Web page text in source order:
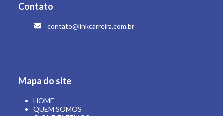
Contato
contato@linkcarreira.com.br
Mapa do site
HOME
QUEM SOMOS